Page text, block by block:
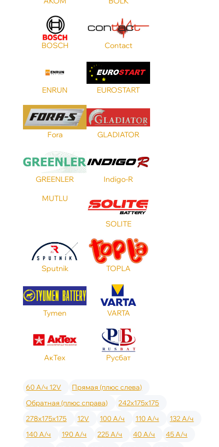
Ток холодной прокрутки
BOSCH Contact
ENRUN EUROSTART
Fora GLADIATOR
GREENLER Indigo-R
MUTLU
SOLITE
Sputnik TOPLA
Tymen VARTA
АкТех Русбат
60 А/ч 12V
Прямая (плюс слева)
Обратная (плюс справа)
242x175x175
278x175x175
12V 100 А/ч 110 А/ч
132 А/ч
140 А/ч
190 А/ч 225 А/ч 40 А/ч
45 А/ч